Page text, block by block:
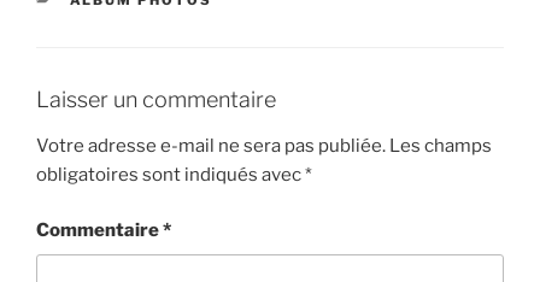
Laisser un commentaire
Votre adresse e-mail ne sera pas publiée. Les champs
obligatoires sont indiqués avec*
Commentaire*